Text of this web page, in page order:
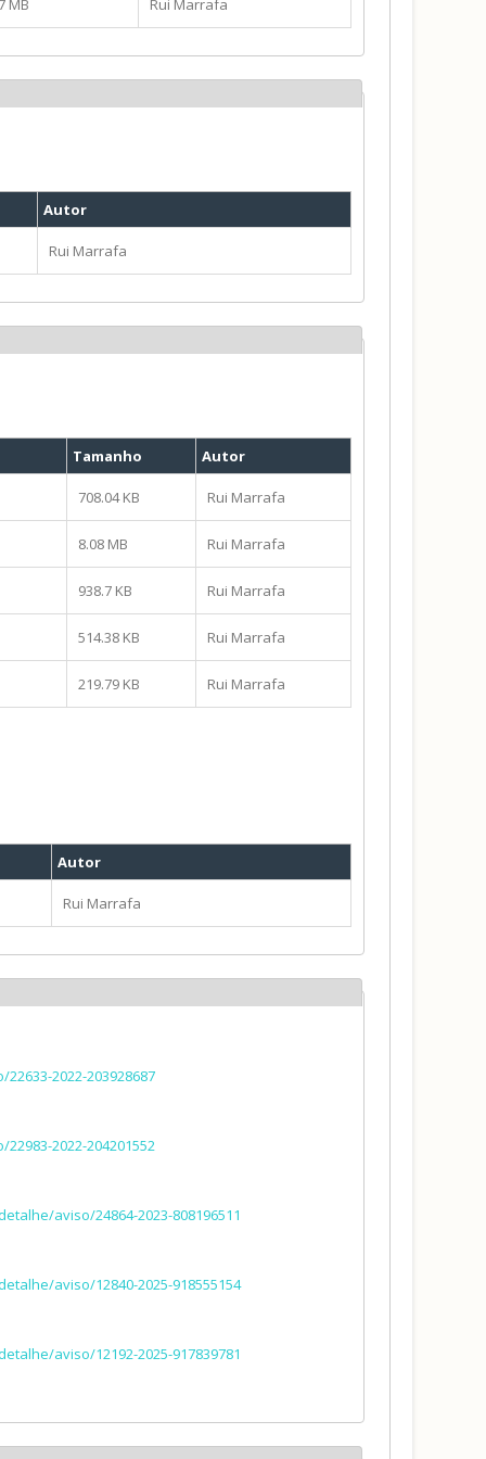
MB Rui Marrafa
Autor
Rui Marrafa
Tamanho Autor
708.04 KB Rui Marrafa
8.08 MB Rui Marrafa
938.7 KB Rui Marrafa
514.38 KB Rui Marrafa
219.79 KB Rui Marrafa
Autor
Rui Marrafa
2022-203928687
2022-204201552
aviso/24864-2023-808196511
aviso/12840-2025-918555154
aviso/12192-2025-917839781